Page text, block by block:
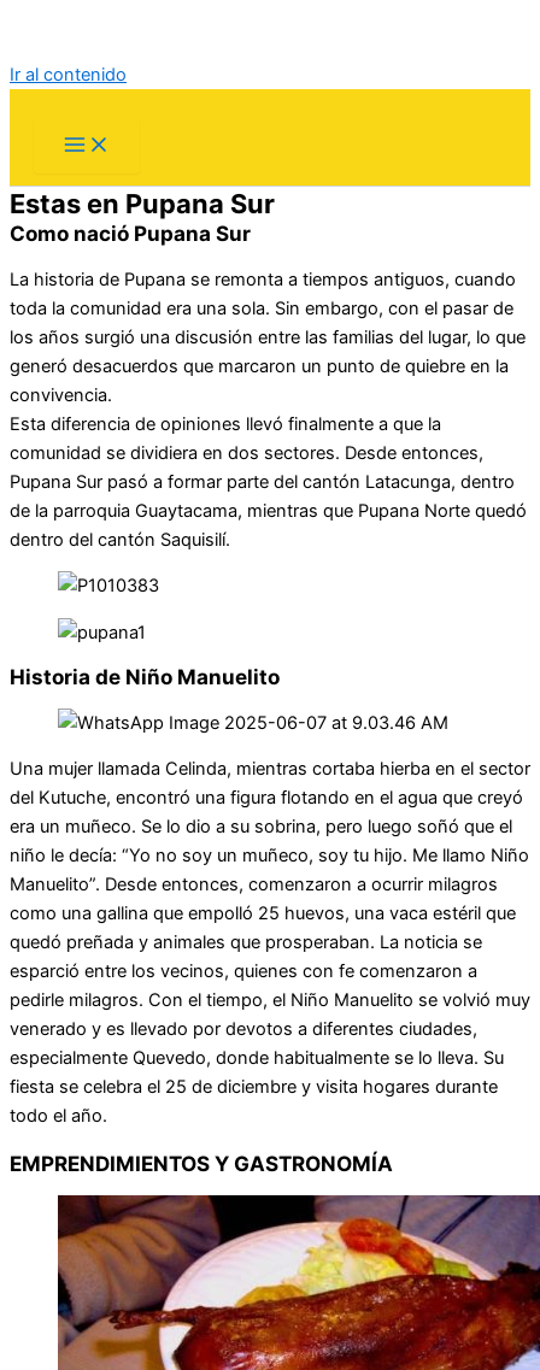
Ir al contenido
Estas en Pupana Sur
Como nació Pupana Sur
La historia de Pupana se remonta a tiempos antiguos, cuando
toda la comunidad era una sola. Sin embargo, con el pasar de
los años surgió una discusión entre las familias del lugar, lo que
generó desacuerdos que marcaron un punto de quiebre en la
convivencia.
Esta diferencia de opiniones llevó finalmente a que la
comunidad se dividiera en dos sectores. Desde entonces,
Pupana Sur pasó a formar parte del cantón Latacunga, dentro
de la parroquia Guaytacama, mientras que Pupana Norte quedó
dentro del cantón Saquisilí.
Historia de Niño Manuelito
Una mujer llamada Celinda, mientras cortaba hierba en el sector
del Kutuche, encontró una figura flotando en el agua que creyó
era un muñeco. Se lo dio a su sobrina, pero luego soñó que el
niño le decía: “Yo no soy un muñeco, soy tu hijo. Me llamo Niño
Manuelito”. Desde entonces, comenzaron a ocurrir milagros
como una gallina que empolló 25 huevos, una vaca estéril que
quedó preñada y animales que prosperaban. La noticia se
esparció entre los vecinos, quienes con fe comenzaron a
pedirle milagros. Con el tiempo, el Niño Manuelito se volvió muy
venerado y es llevado por devotos a diferentes ciudades,
especialmente Quevedo, donde habitualmente se lo lleva. Su
fiesta se celebra el 25 de diciembre y visita hogares durante
todo el año.
EMPRENDIMIENTOS Y GASTRONOMÍA